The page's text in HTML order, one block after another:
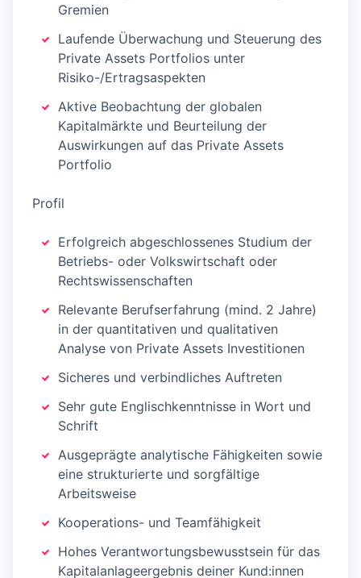
Gremien
Laufende Überwachung und Steuerung des
Private Assets Portfolios unter
Risiko-/Ertragsaspekten
Aktive Beobachtung der globalen
Kapitalmärkte und Beurteilung der
Auswirkungen auf das Private Assets
Portfolio
Profil
Erfolgreich abgeschlossenes Studium der
Betriebs- oder Volkswirtschaft oder
Rechtswissenschaften
Relevante Berufserfahrung (mind. 2 Jahre)
in der quantitativen und qualitativen
Analyse von Private Assets Investitionen
Sicheres und verbindliches Auftreten
Sehr gute Englischkenntnisse in Wort und
Schrift
Ausgeprägte analytische Fähigkeiten sowie
eine strukturierte und sorgfältige
Arbeitsweise
Kooperations- und Teamfähigkeit
Hohes Verantwortungsbewusstsein für das
Kapitalanlageergebnis deiner Kund:innen